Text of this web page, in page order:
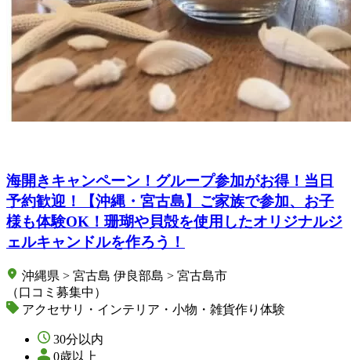
海開きキャンペーン！グループ参加がお得！当日
予約歓迎！【沖縄・宮古島】ご家族で参加、お子
様も体験OK！珊瑚や貝殻を使用したオリジナルジ
ェルキャンドルを作ろう！
沖縄県 > 宮古島 伊良部島 > 宮古島市
（口コミ募集中）
アクセサリ・インテリア・小物・雑貨作り体験
30分以内
0歳以上